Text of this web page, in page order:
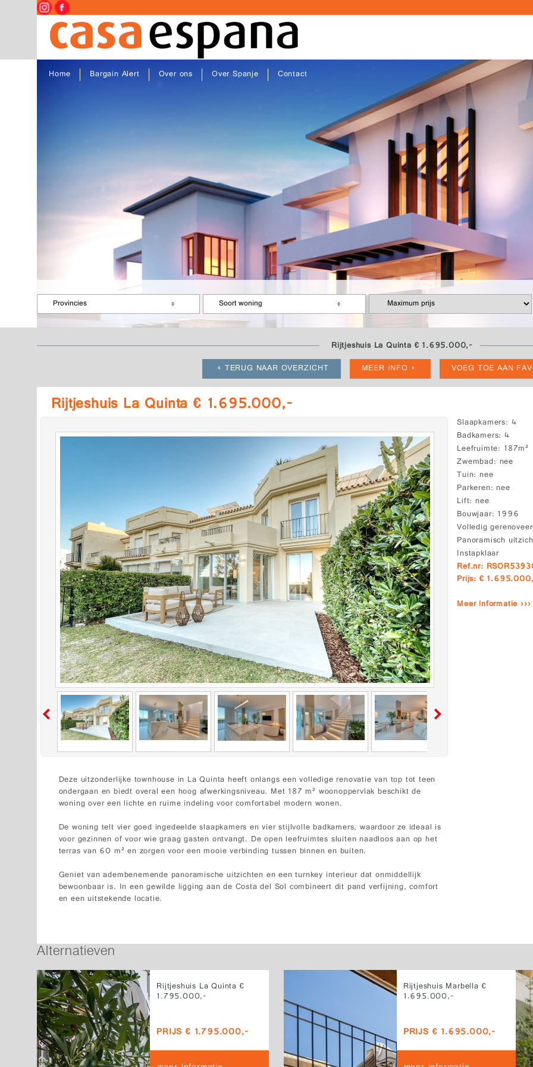
Home Bargain Alert Over ons Over Spanje Contact
Provincies Soort woning
Rijtjeshuis La Quinta € 1.695.000,-
TERUG NAAR OVERZICHT
MEER INFO VOEG TOE AAN
Rijtjeshuis La Quinta € 1.695.000,-
Slaapkamers 4
Badkamers 4
Leefruimte 187m²
Zwembad nee
Tuin nee
Parkeren nee
Lift nee
Bouwjaar 1996
Volledig
Panoramisch
Instapklaar
Ref.nr:
Prijs: €
Meer informatie ›››
Deze uitzonderlijke townhouse in La Quinta heeft onlangs een volledige renovatie van top tot teen
ondergaan en biedt overal een hoog afwerkingsniveau. Met 187 m² woonoppervlak beschikt de
woning over een lichte en ruime indeling voor comfortabel modern wonen.
De woning telt vier goed ingedeelde slaapkamers en vier stijlvolle badkamers, waardoor ze ideaal is
voor gezinnen of voor wie graag gasten ontvangt. De open leefruimtes sluiten naadloos aan op het
terras van 60 m² en zorgen voor een mooie verbinding tussen binnen en buiten.
Geniet van adembenemende panoramische uitzichten en een turnkey interieur dat onmiddellijk
bewoonbaar is. In een gewilde ligging aan de Costa del Sol combineert dit pand verfijning, comfort
en een uitstekende locatie.
Alternatieven
Rijtjeshuis La Quinta €
1.795.000,-
PRIJS € 1.795.000,-
Rijtjeshuis Marbella €
1.695.000,-
PRIJS € 1.695.000,-